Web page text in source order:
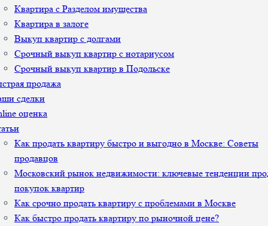
Квартира с Разделом имущества
Квартира в залоге
Выкуп квартир с долгами
Срочный выкуп квартир с нотариусом
Срочный выкуп квартир в Подольске
продажа
сделки
оценка
Как продать квартиру быстро и выгодно в Москве: Советы
продавцов
Московский рынок недвижимости: ключевые тенденции
покупок квартир
Как срочно продать квартиру с проблемами в Москве
Как быстро продать квартиру по рыночной цене?